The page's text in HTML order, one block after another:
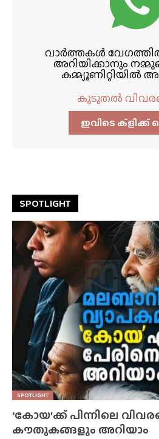
വാർത്തകൾ
അറിയിക്കാനും
കമ്മ്യൂണിറ്റിയിൽ
കൂടുതൽ
ഇവിടെ ക്ളിക്ക്‌
SPOTLIGHT
SPOTLIGHT
‘കോയ’ക്ക് പിന്നിലെ
കൗതുകങ്ങളും അറിയാം